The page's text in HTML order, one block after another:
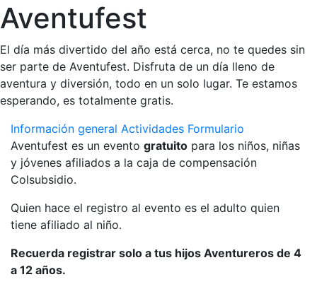
Aventufest
El día más divertido del año está cerca, no te quedes sin
ser parte de Aventufest. Disfruta de un día lleno de
aventura y diversión, todo en un solo lugar. Te estamos
esperando, es totalmente gratis.
Información general Actividades Formulario
Aventufest es un evento gratuito para los niños, niñas
y jóvenes afiliados a la caja de compensación
Colsubsidio.
Quien hace el registro al evento es el adulto quien
tiene afiliado al niño.
Recuerda registrar solo a tus hijos Aventureros de 4
a 12 años.